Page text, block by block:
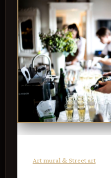
Art mural & Street art